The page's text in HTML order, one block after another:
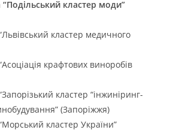
“Подільський кластер моди”
кластер медичного
крафтових виноробів
кластер “інжиніринг-
(Запоріжжя)
кластер України”